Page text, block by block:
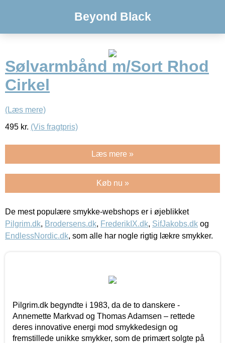
Beyond Black
Sølvarmbånd m/Sort Rhod
Cirkel
(Læs mere)
495 kr. (Vis fragtpris)
Læs mere »
Køb nu »
De mest populære smykke-webshops er i øjeblikket
Pilgrim.dk, Brodersens.dk, FrederikIX.dk, SifJakobs.dk og
EndlessNordic.dk, som alle har nogle rigtig lækre smykker.
Pilgrim.dk begyndte i 1983, da de to danskere -
Annemette Markvad og Thomas Adamsen – rettede
deres innovative energi mod smykkedesign og
fremstillede unikke smykker, som de primært solgte på